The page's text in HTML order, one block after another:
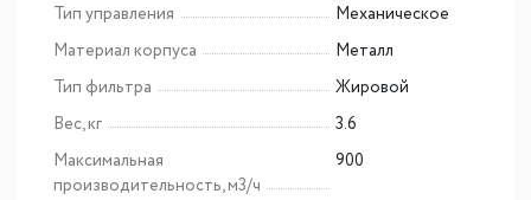
Тип управления
Механическое
Материал корпуса
Металл
Тип фильтра
Жировой
Вес, кг
3.6
Максимальная
производительность, м3/ч
900